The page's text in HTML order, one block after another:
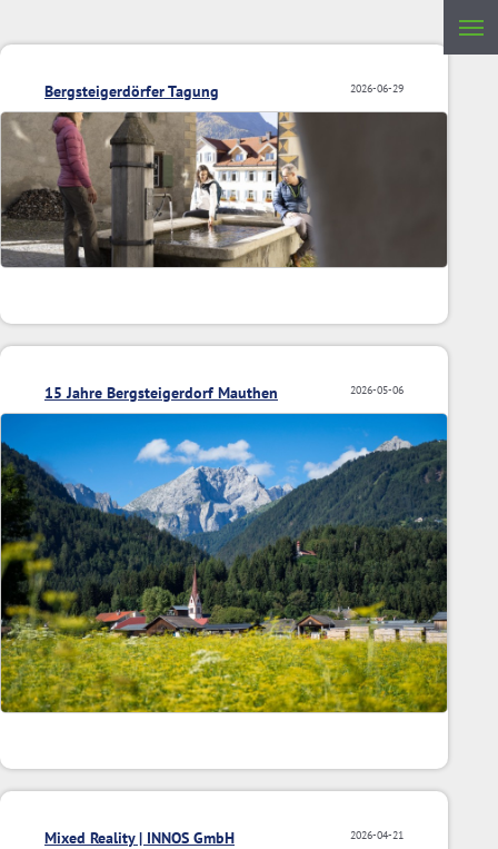
2026-06-29
Bergsteigerdörfer Tagung
2026-05-06
15 Jahre Bergsteigerdorf Mauthen
2026-04-21
Mixed Reality | INNOS GmbH